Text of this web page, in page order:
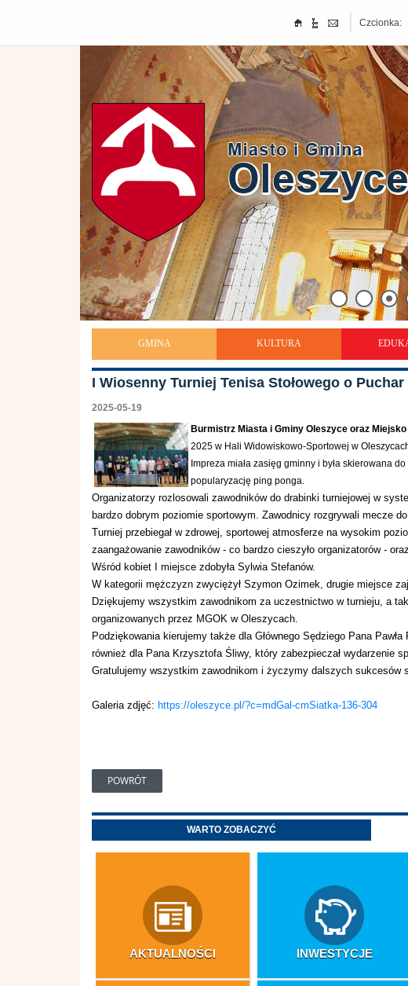
Czcionka:
GMINA KULTURA
I Wiosenny Turniej Tenisa Stołowego o
2025-05-19
Burmistrz Miasta i Gminy Oleszyce oraz
2025 w Hali Widowiskowo-Sportowej w
Impreza miała zasięg gminny i była skierowana
popularyzację ping ponga.
Organizatorzy rozlosowali zawodników do drabinki turniejowej w
bardzo dobrym poziomie sportowym. Zawodnicy rozgrywali mecze
Turniej przebiegał w zdrowej, sportowej atmosferze na wysokim
zaangażowanie zawodników - co bardzo cieszyło organizatorów -
Wśród kobiet I miejsce zdobyła Sylwia Stefanów.
W kategorii mężczyzn zwyciężył Szymon Ozimek, drugie miejsce
Dziękujemy wszystkim zawodnikom za uczestnictwo w turnieju, a
organizowanych przez MGOK w Oleszycach.
Podziękowania kierujemy także dla Głównego Sędziego Pana
również dla Pana Krzysztofa Śliwy, który zabezpieczał wydarzenie
Gratulujemy wszystkim zawodnikom i życzymy dalszych sukcesów
Galeria zdjęć: https://oleszyce.pl/?c=mdGal-cmSiatka-136-304
POWRÓT
WARTO ZOBACZYĆ
AKTUALNOŚCI INWESTYCJE